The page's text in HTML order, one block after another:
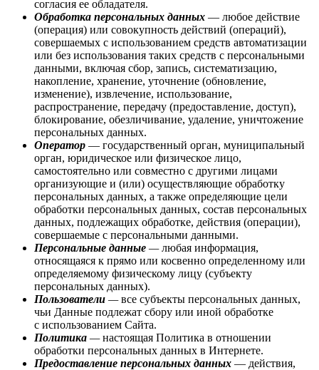
согласия ее обладателя.
Обработка персональных данных — любое действие
(операция) или совокупность действий (операций),
совершаемых с использованием средств автоматизации
или без использования таких средств с персональными
данными, включая сбор, запись, систематизацию,
накопление, хранение, уточнение (обновление,
изменение), извлечение, использование,
распространение, передачу (предоставление, доступ),
блокирование, обезличивание, удаление, уничтожение
персональных данных.
Оператор — государственный орган, муниципальный
орган, юридическое или физическое лицо,
самостоятельно или совместно с другими лицами
организующие и (или) осуществляющие обработку
персональных данных, а также определяющие цели
обработки персональных данных, состав персональных
данных, подлежащих обработке, действия (операции),
совершаемые с персональными данными.
Персональные данные —любая информация,
относящаяся к прямо или косвенно определенному или
определяемому физическому лицу (субъекту
персональных данных).
Пользователи —все субъекты персональных данных,
чьи Данные подлежат сбору или иной обработке
с использованием Сайта.
Политика —настоящая Политика в отношении
обработки персональных данных в Интернете.
Предоставление персональных данных — действия,